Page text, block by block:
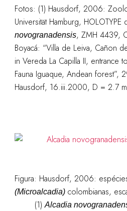
Fotos: (1) Hausdorf, 2006:
Universität Hamburg,
novogranadensis, ZMH 4439,
Boyacá: “Villa de Leiva, Cañon
in Vereda La Capilla II, entrance
Fauna Iguaque, Andean forest”,
Hausdorf, 16.iii.2000, D = 2.7
Figura: Hausdorf, 2006:
(Microalcadia)colombianas,
(1)Alcadia